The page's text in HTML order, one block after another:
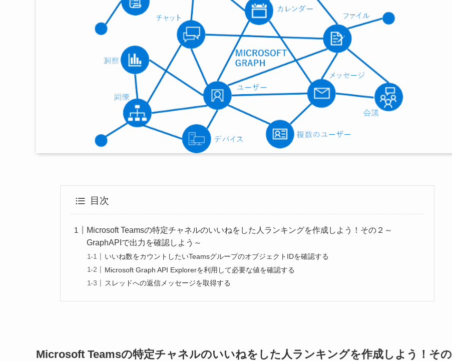
目次
Microsoft Teamsの特定チャネルのいいねをした人ランキングを作成しよう！その２～
GraphAPIで出力を確認しよう～
いいね数をカウントしたいTeamsグループのオブジェクトIDを確認する
Microsoft Graph API Explorerを利用して必要な値を確認する
スレッドへの返信メッセージを取得する
Microsoft Teamsの特定チャネルのいいねをした人ランキングを作成しよう！その